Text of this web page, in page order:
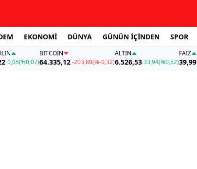
EKONOMİ DÜNYA GÜNÜN İÇİNDEN SPOR
0,05(%0,07)
BITCOIN
64.335,12-203,80(%-0,32)
ALTIN
6.526,5333,94(%0,52)
FAİZ
39,99